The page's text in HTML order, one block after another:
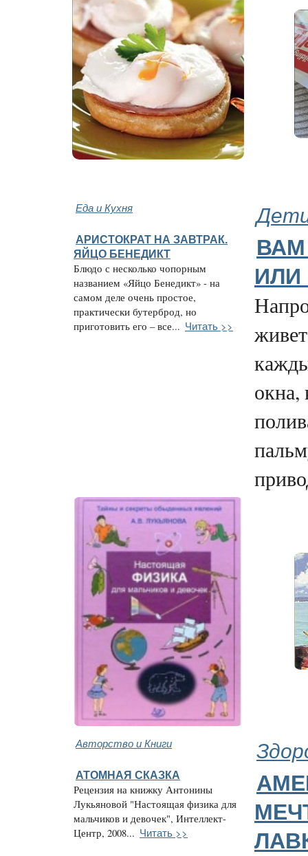
Еда и Кухня
АРИСТОКРАТ НА ЗАВТРАК.
ЯЙЦО БЕНЕДИКТ
Блюдо с несколько чопорным
названием «Яйцо Бенедикт» - на
самом деле очень простое,
практически бутерброд, но
приготовить его – все... Читать >>
окна,
Авторство и Книги
АТОМНАЯ СКАЗКА
Рецензия на книжку Антонины
Лукьяновой "Настоящая физика для
мальчиков и девочек", Интеллект-
Центр, 2008... Читать >>